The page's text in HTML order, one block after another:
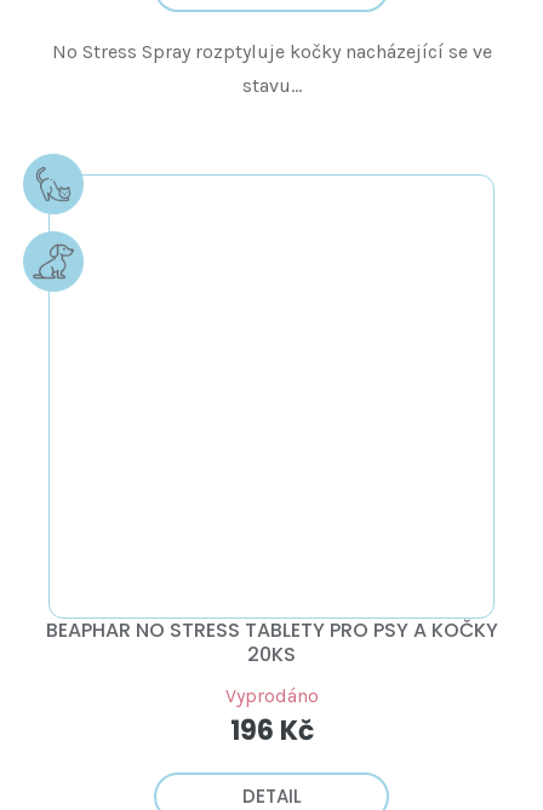
No Stress Spray rozptyluje kočky nacházející se ve
stavu...
BEAPHAR NO STRESS TABLETY PRO PSY A KOČKY
20KS
Vyprodáno
196 Kč
DETAIL